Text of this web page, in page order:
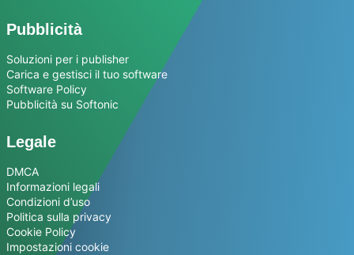
Pubblicità
Soluzioni per i publisher
Carica e gestisci il tuo software
Software Policy
Pubblicità su Softonic
Legale
DMCA
Informazioni legali
Condizioni d’uso
Politica sulla privacy
Cookie Policy
Impostazioni cookie